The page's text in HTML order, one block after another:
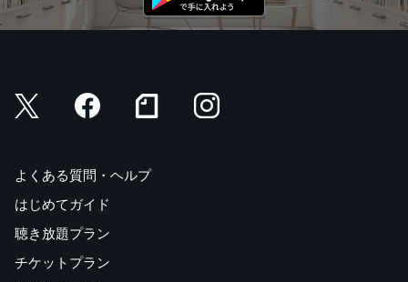
よくある質問・ヘルプ
はじめてガイド
聴き放題プラン
チケットプラン